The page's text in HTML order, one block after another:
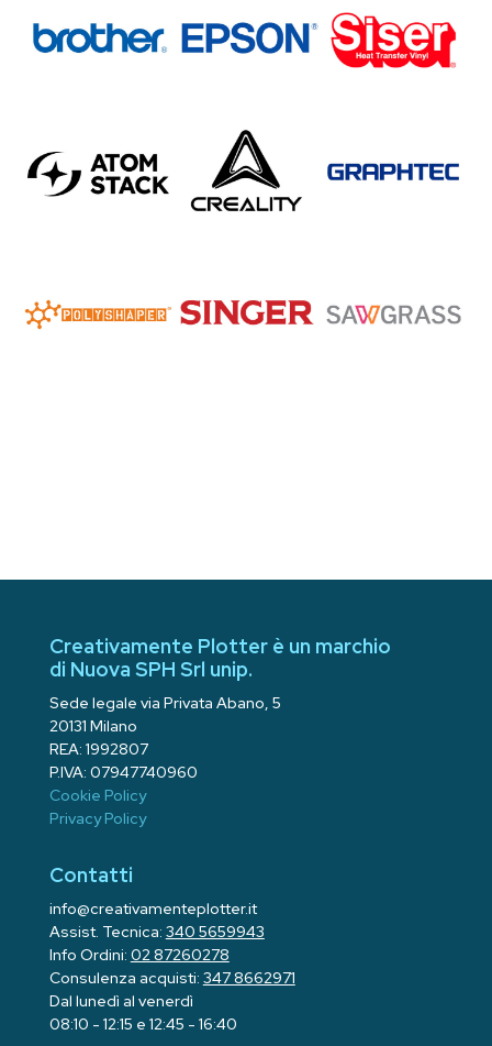
Creativamente Plotter è un marchio
di Nuova SPH Srl unip.
Sede legale via Privata Abano, 5
20131 Milano
REA: 1992807
P.IVA: 07947740960
Cookie Policy
Privacy Policy
Contatti
info@creativamenteplotter.it
Assist. Tecnica: 340 5659943
Info Ordini: 02 87260278
Consulenza acquisti: 347 8662971
Dal lunedì al venerdì
08:10 - 12:15 e 12:45 - 16:40